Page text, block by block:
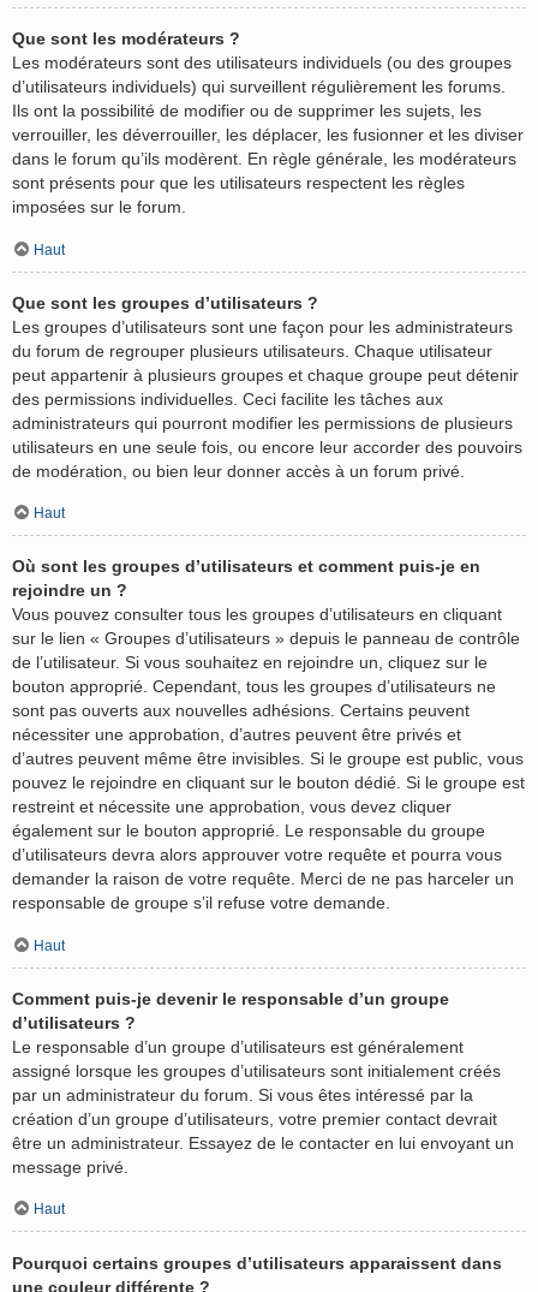
Que sont les modérateurs ?
Les modérateurs sont des utilisateurs individuels (ou des groupes
d’utilisateurs individuels) qui surveillent régulièrement les forums.
Ils ont la possibilité de modifier ou de supprimer les sujets, les
verrouiller, les déverrouiller, les déplacer, les fusionner et les diviser
dans le forum qu’ils modèrent. En règle générale, les modérateurs
sont présents pour que les utilisateurs respectent les règles
imposées sur le forum.
Haut
Que sont les groupes d’utilisateurs ?
Les groupes d’utilisateurs sont une façon pour les administrateurs
du forum de regrouper plusieurs utilisateurs. Chaque utilisateur
peut appartenir à plusieurs groupes et chaque groupe peut détenir
des permissions individuelles. Ceci facilite les tâches aux
administrateurs qui pourront modifier les permissions de plusieurs
utilisateurs en une seule fois, ou encore leur accorder des pouvoirs
de modération, ou bien leur donner accès à un forum privé.
Haut
Où sont les groupes d’utilisateurs et comment puis-je en
rejoindre un ?
Vous pouvez consulter tous les groupes d’utilisateurs en cliquant
sur le lien « Groupes d’utilisateurs » depuis le panneau de contrôle
de l’utilisateur. Si vous souhaitez en rejoindre un, cliquez sur le
bouton approprié. Cependant, tous les groupes d’utilisateurs ne
sont pas ouverts aux nouvelles adhésions. Certains peuvent
nécessiter une approbation, d’autres peuvent être privés et
d’autres peuvent même être invisibles. Si le groupe est public, vous
pouvez le rejoindre en cliquant sur le bouton dédié. Si le groupe est
restreint et nécessite une approbation, vous devez cliquer
également sur le bouton approprié. Le responsable du groupe
d’utilisateurs devra alors approuver votre requête et pourra vous
demander la raison de votre requête. Merci de ne pas harceler un
responsable de groupe s’il refuse votre demande.
Haut
Comment puis-je devenir le responsable d’un groupe
d’utilisateurs ?
Le responsable d’un groupe d’utilisateurs est généralement
assigné lorsque les groupes d’utilisateurs sont initialement créés
par un administrateur du forum. Si vous êtes intéressé par la
création d’un groupe d’utilisateurs, votre premier contact devrait
être un administrateur. Essayez de le contacter en lui envoyant un
message privé.
Haut
Pourquoi certains groupes d’utilisateurs apparaissent dans
une couleur différente ?